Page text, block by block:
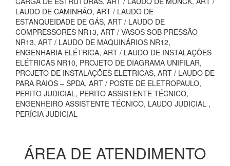
LAUDO DE CAMINHÃO, ART / LAUDO DE
ESTANQUEIDADE DE GÁS, ART / LAUDO DE
COMPRESSORES NR13, ART / VASOS SOB PRESSÃO
NR13, ART / LAUDO DE MAQUINÁRIOS NR12,
ENGENHARIA ELÉTRICA, ART / LAUDO DE INSTALAÇÕES
ELÉTRICAS NR10, PROJETO DE DIAGRAMA UNIFILAR,
PROJETO DE INSTALAÇÕES ELETRICAS, ART / LAUDO DE
PARA RAIOS – SPDA, ART / POSTE DE ELETROPAULO,
PERITO JUDICIAL, PERITO ASSISTENTE TÉCNICO,
ENGENHEIRO ASSISTENTE TÉCNICO, LAUDO JUDICIAL ,
PERÍCIA JUDICIAL
ÁREA DE ATENDIMENTO